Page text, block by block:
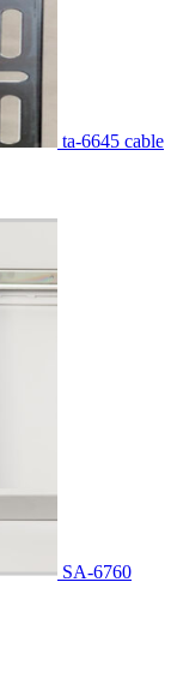
ta-6645 cable
SA-6760